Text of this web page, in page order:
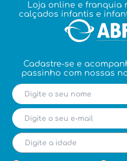
Loja online e franquia
calçados infantis e
Cadastre-se e
passinho com nossas